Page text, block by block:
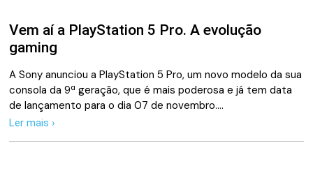
Vem aí a PlayStation 5 Pro. A evolução
gaming
A Sony anunciou a PlayStation 5 Pro, um novo modelo da sua
consola da 9ª geração, que é mais poderosa e já tem data
de lançamento para o dia 07 de novembro.…
Ler mais ›